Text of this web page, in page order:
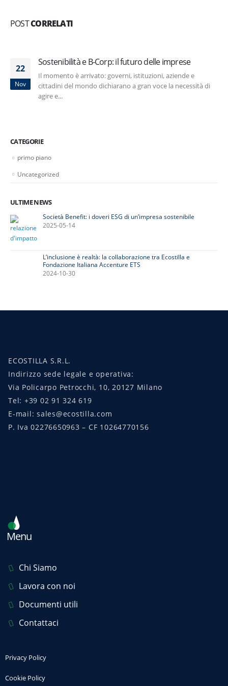
POSTCORRELATI
22
Nov
Sostenibilità e B-Corp: il futuro delle imprese
Il momento è arrivato: governi, istituzioni, aziende e
cittadini del mondo dichiarano a gran voce la necessità di
agire e...
CATEGORIE
primo piano
Uncategorized
ULTIME NEWS
Società Benefit: i doveri ESG di un’impresa sostenibile
2025-05-14
L’inclusione è realtà: la collaborazione tra Ecostilla e
Fondazione Italiana Accenture ETS
2024-10-30
ECOSTILLA S.R.L.
Indirizzo sede legale e operativa:
Via Policarpo Petrocchi, 10, 20127 Milano
Tel: +39 02 91 324 619
E-mail: sales@ecostilla.com
P. Iva 02276650963 – CF 10264770156
Menu
Chi Siamo
Lavora con noi
Documenti utili
Contattaci
Privacy Policy
Cookie Policy